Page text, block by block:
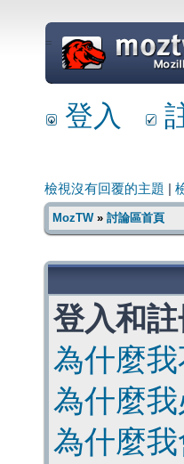
=
登入
檢視沒有回覆的主題
MozTW» 討論區首頁
登入和
為什麼我
為什麼我
為什麼我